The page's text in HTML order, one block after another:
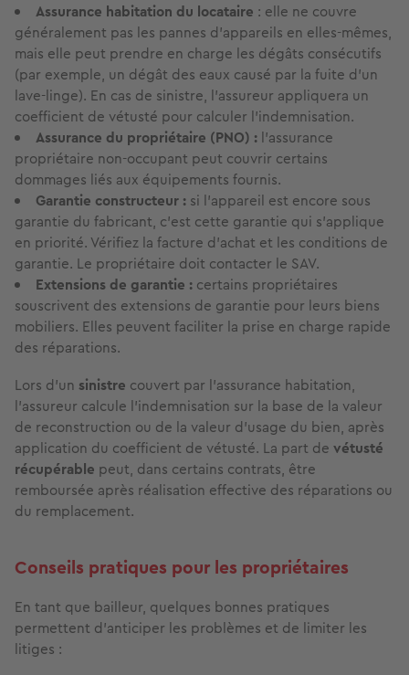
Assurance habitation du locataire : elle ne couvre
généralement pas les pannes d'appareils en elles-mêmes,
mais elle peut prendre en charge les dégâts consécutifs
(par exemple, un dégât des eaux causé par la fuite d'un
lave-linge). En cas de sinistre, l'assureur appliquera un
coefficient de vétusté pour calculer l'indemnisation.
Assurance du propriétaire (PNO) : l'assurance
propriétaire non-occupant peut couvrir certains
dommages liés aux équipements fournis.
Garantie constructeur : si l'appareil est encore sous
garantie du fabricant, c'est cette garantie qui s'applique
en priorité. Vérifiez la facture d'achat et les conditions de
garantie. Le propriétaire doit contacter le SAV.
Extensions de garantie : certains propriétaires
souscrivent des extensions de garantie pour leurs biens
mobiliers. Elles peuvent faciliter la prise en charge rapide
des réparations.
Lors d'un sinistre couvert par l'assurance habitation,
l'assureur calcule l'indemnisation sur la base de la valeur
de reconstruction ou de la valeur d'usage du bien, après
application du coefficient de vétusté. La part de vétusté
récupérable peut, dans certains contrats, être
remboursée après réalisation effective des réparations ou
du remplacement.
Conseils pratiques pour les propriétaires
En tant que bailleur, quelques bonnes pratiques
permettent d'anticiper les problèmes et de limiter les
litiges :